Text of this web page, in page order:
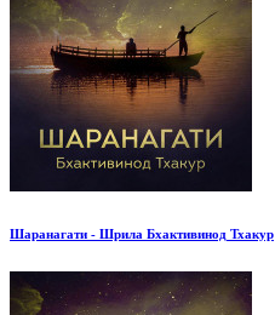
Шаранагати - Шрила Бхактивинод Тхакур